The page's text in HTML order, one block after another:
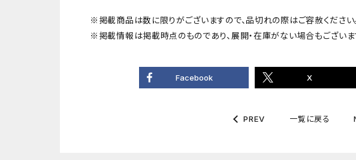
※掲載商品は数に限りがございますので、品切れの際はご容赦ください
※掲載情報は掲載時点のものであり、展開・在庫がない場合もございま
Facebook X
PREV 一覧に戻る